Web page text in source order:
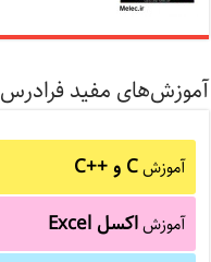
آموزش‌های مفید فرادرس
آموزشC و C++‎
آموزشاکسل Excel